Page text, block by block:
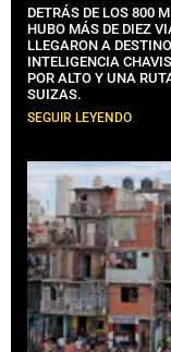
DETRÁS DE LOS 800
HUBO MÁS DE DIEZ
LLEGARON A
INTELIGENCIA
POR ALTO Y UNA
SUIZAS.
SEGUIR LEYENDO